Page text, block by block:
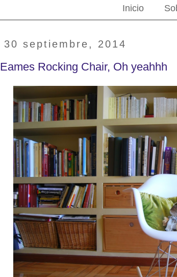
Inicio
30 septiembre, 2014
Eames Rocking Chair, Oh yeahhh